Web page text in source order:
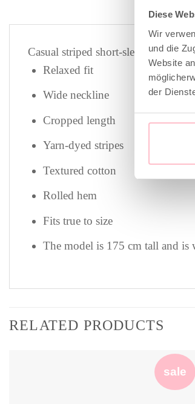
Diese
Wir
und die
Website
der
Casual striped short-sleeve
Relaxed fit
Wide neckline
Cropped length
Yarn-dyed stripes
Textured cotton
Rolled hem
Fits true to size
The model is 175 cm tall and is
RELATED PRODUCTS
sale